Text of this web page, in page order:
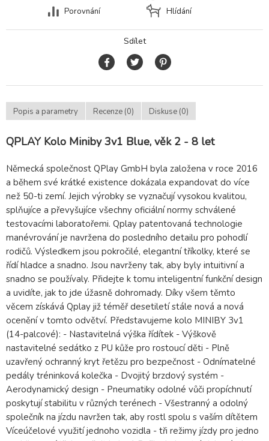
Porovnání
Hlídání
Sdílet
Popis a parametry Recenze (0) Diskuse (0)
QPLAY Kolo Miniby 3v1 Blue, věk 2 - 8 let
Německá společnost QPlay GmbH byla založena v roce 2016
a během své krátké existence dokázala expandovat do více
než 50-ti zemí. Jejich výrobky se vyznačují vysokou kvalitou,
splňujíce a převyšujíce všechny oficiální normy schválené
testovacími laboratořemi. Qplay patentovaná technologie
manévrování je navržena do posledního detailu pro pohodlí
rodičů. Výsledkem jsou pokročilé, elegantní tříkolky, které se
řídí hladce a snadno. Jsou navrženy tak, aby byly intuitivní a
snadno se používaly. Přidejte k tomu inteligentní funkční design
a uvidíte, jak to jde úžasně dohromady. Díky všem těmto
věcem získává Qplay již téměř desetiletí stále nová a nová
ocenění v tomto odvětví. Představujeme kolo MINIBY 3v1
(14-palcové): - Nastavitelná výška řídítek - Výškově
nastavitelné sedátko z PU kůže pro rostoucí děti - Plně
uzavřený ochranný kryt řetězu pro bezpečnost - Odnímatelné
pedály tréninková kolečka - Dvojitý brzdový systém -
Aerodynamický design - Pneumatiky odolné vůči propíchnutí
poskytují stabilitu v různých terénech - Všestranný a odolný
společník na jízdu navržen tak, aby rostl spolu s vaším dítětem
Víceúčelové využití jednoho vozidla - tři režimy jízdy pro jedno